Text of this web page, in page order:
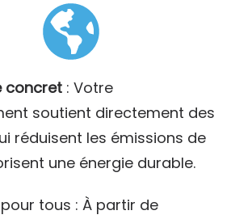
concret: Votre
soutient directement des
réduisent les émissions de
une énergie durable.
tous : À partir de